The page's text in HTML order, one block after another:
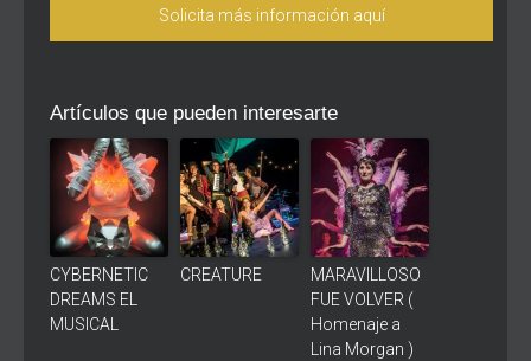
Solicita más información aquí
Artículos que pueden interesarte
CYBERNETIC
DREAMS EL
MUSICAL
CREATURE
MARAVILLOSO
FUE VOLVER (
Homenaje a
Lina Morgan )